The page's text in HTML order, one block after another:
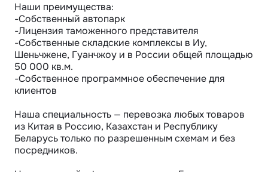
Наши преимущества:
-Собственный автопарк
-Лицензия таможенного представителя
-Собственные складские комплексы в Иу,
Шеньчжене, Гуанчжоу и в России общей площадью
50 000 кв.м.
-Собственное программное обеспечение для
клиентов
Наша специальность — перевозка любых товаров
из Китая в Россию, Казахстан и Республику
Беларусь только по разрешенным схемам и без
посредников.